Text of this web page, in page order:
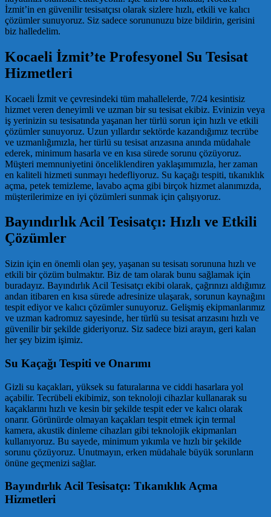
İzmit’in en güvenilir tesisatçısı olarak sizlere hızlı, etkili ve kalıcı
çözümler sunuyoruz. Siz sadece sorununuzu bize bildirin, gerisini
biz halledelim.
Kocaeli İzmit’te Profesyonel Su Tesisat
Hizmetleri
Kocaeli İzmit ve çevresindeki tüm mahallelerde, 7/24 kesintisiz
hizmet veren deneyimli ve uzman bir su tesisat ekibiz. Evinizin veya
iş yerinizin su tesisatında yaşanan her türlü sorun için hızlı ve etkili
çözümler sunuyoruz. Uzun yıllardır sektörde kazandığımız tecrübe
ve uzmanlığımızla, her türlü su tesisat arızasına anında müdahale
ederek, minimum hasarla ve en kısa sürede sorunu çözüyoruz.
Müşteri memnuniyetini önceliklendiren yaklaşımımızla, her zaman
en kaliteli hizmeti sunmayı hedefliyoruz. Su kaçağı tespiti, tıkanıklık
açma, petek temizleme, lavabo açma gibi birçok hizmet alanımızda,
müşterilerimize en iyi çözümleri sunmak için çalışıyoruz.
Bayındırlık Acil Tesisatçı: Hızlı ve Etkili
Çözümler
Sizin için en önemli olan şey, yaşanan su tesisatı sorununa hızlı ve
etkili bir çözüm bulmaktır. Biz de tam olarak bunu sağlamak için
buradayız. Bayındırlık Acil Tesisatçı ekibi olarak, çağrınızı aldığımız
andan itibaren en kısa sürede adresinize ulaşarak, sorunun kaynağını
tespit ediyor ve kalıcı çözümler sunuyoruz. Gelişmiş ekipmanlarımız
ve uzman kadromuz sayesinde, her türlü su tesisat arızasını hızlı ve
güvenilir bir şekilde gideriyoruz. Siz sadece bizi arayın, geri kalan
her şey bizim işimiz.
Su Kaçağı Tespiti ve Onarımı
Gizli su kaçakları, yüksek su faturalarına ve ciddi hasarlara yol
açabilir. Tecrübeli ekibimiz, son teknoloji cihazlar kullanarak su
kaçaklarını hızlı ve kesin bir şekilde tespit eder ve kalıcı olarak
onarır. Görünürde olmayan kaçakları tespit etmek için termal
kamera, akustik dinleme cihazları gibi teknolojik ekipmanları
kullanıyoruz. Bu sayede, minimum yıkımla ve hızlı bir şekilde
sorunu çözüyoruz. Unutmayın, erken müdahale büyük sorunların
önüne geçmenizi sağlar.
Bayındırlık Acil Tesisatçı: Tıkanıklık Açma
Hizmetleri